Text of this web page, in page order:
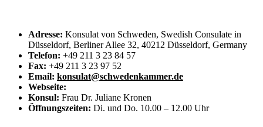
Adresse: Konsulat von Schweden, Swedish Consulate in
Düsseldorf, Berliner Allee 32, 40212 Düsseldorf, Germany
Telefon: +49 211 3 23 84 57
Fax: +49 211 3 23 97 52
Email: konsulat@schwedenkammer.de
Webseite:
Konsul: Frau Dr. Juliane Kronen
Öffnungszeiten: Di. und Do. 10.00 – 12.00 Uhr